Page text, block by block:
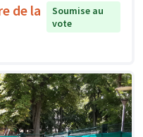
de la
Soumise au
vote